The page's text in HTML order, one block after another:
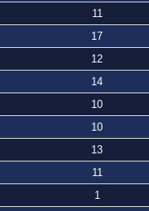
11
17
12
14
10
10
13
11
1